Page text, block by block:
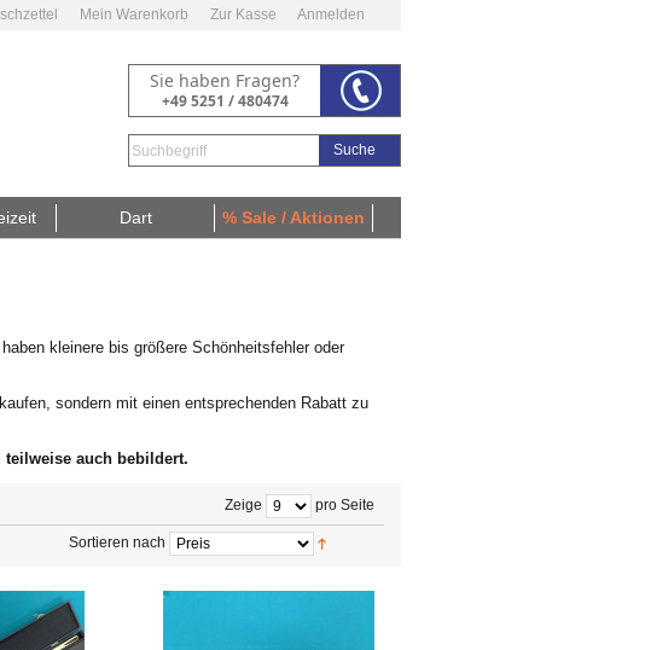
Mein Warenkorb Zur Kasse Anmelden
Sie haben Fragen?
+49 5251 / 480474
Suche
Dart % Sale / Aktionen
kleinere bis größere Schönheitsfehler oder
sondern mit einen entsprechenden Rabatt zu
teilweise auch bebildert.
Zeige pro Seite
Sortieren nach